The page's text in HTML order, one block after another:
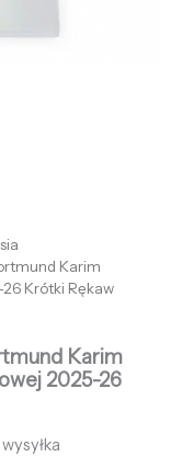
Karim
Krótki Rękaw
Karim
2025-26